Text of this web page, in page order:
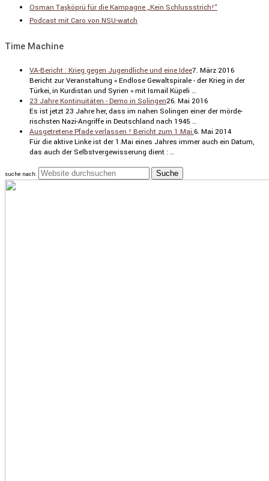
Osman Taşköprü für die Kampagne „Kein Schlussstrich!“
Podcast mit Caro von NSU-watch
Time Machine
VA-Bericht : Krieg gegen Jugendliche und eine Idee7. März 2016
Bericht zur Veran­stal­tung « Endlose Gewalt­spi­rale - der Krieg in der
Türkei, in Kurdi­stan und Syrien » mit Ismail Küpeli …
23 Jahre Kontinuitäten - Demo in Solingen26. Mai 2016
Es ist jetzt 23 Jahre her, dass im nahen Solingen einer der mörde­
rischsten Nazi-Angriffe in Deutsch­land nach 1945 …
Ausgetretene Pfade verlassen ! Bericht zum 1.Mai.6. Mai 2014
Für die aktive Linke ist der 1.Mai eines Jahres immer auch ein Datum,
das auch der Selbst­ver­ge­wis­se­rung dient : …
suche nach: